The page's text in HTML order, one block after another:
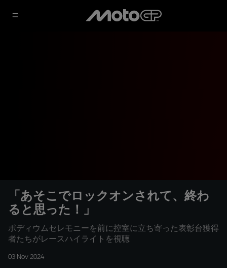
「あそこでロックオンされて、終わ
ると思った！」
ポディウムセレモニーを前に控室に立ち寄った表彰台獲得
者たちがレースハイライトを視聴
03 Nov 2024